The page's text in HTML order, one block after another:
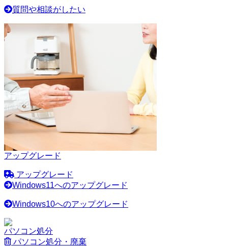
質問や相談がしたい
アップグレード
アップグレード
Windows11へのアップグレード
Windows10へのアップグレード
パソコン処分
パソコン処分・廃棄